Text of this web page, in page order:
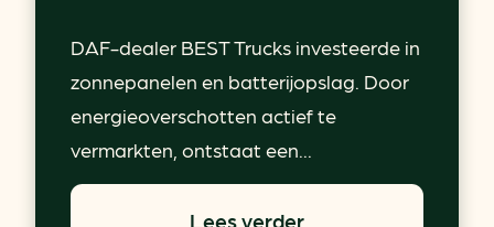
DAF-dealer BEST Trucks investeerde in
zonnepanelen en batterijopslag. Door
energieoverschotten actief te
vermarkten, ontstaat een...
Lees verder